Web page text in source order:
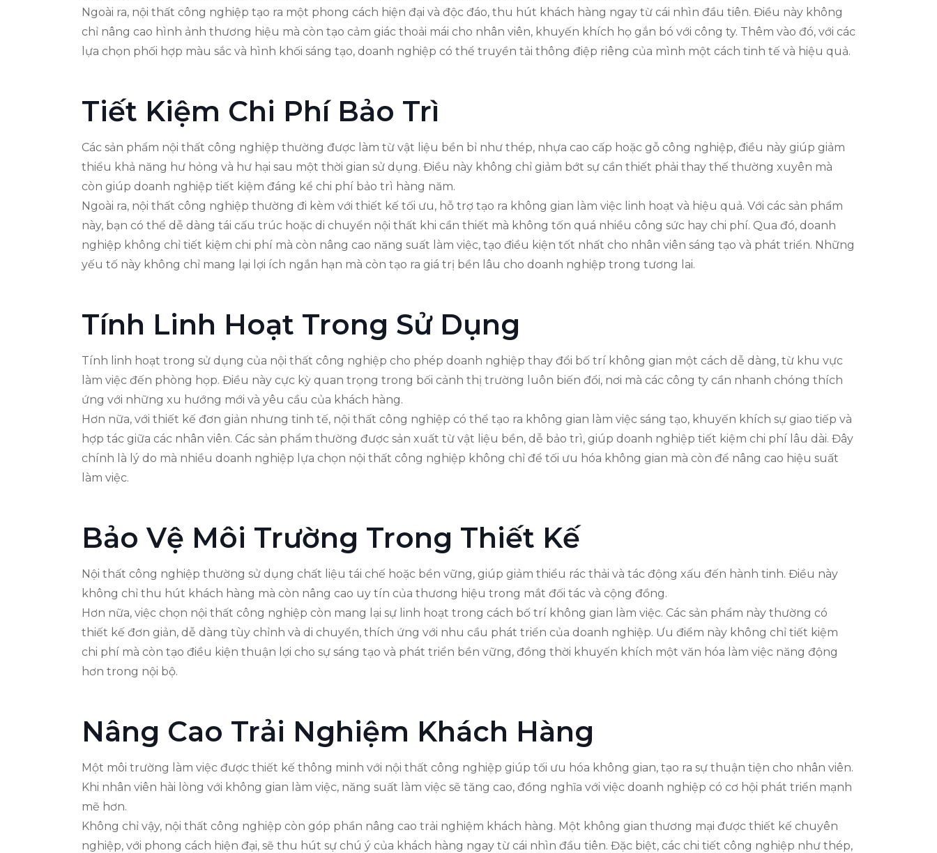
Ngoài ra, nội thất công nghiệp tạo ra một phong cách hiện đại và độc đáo, thu hút khách hàng ngay từ cái nhìn đầu tiên. Điều này không
chỉ nâng cao hình ảnh thương hiệu mà còn tạo cảm giác thoải mái cho nhân viên, khuyến khích họ gắn bó với công ty. Thêm vào đó, với các
lựa chọn phối hợp màu sắc và hình khối sáng tạo, doanh nghiệp có thể truyền tải thông điệp riêng của mình một cách tinh tế và hiệu quả.
Tiết Kiệm Chi Phí Bảo Trì
Các sản phẩm nội thất công nghiệp thường được làm từ vật liệu bền bỉ như thép, nhựa cao cấp hoặc gỗ công nghiệp, điều này giúp giảm
thiểu khả năng hư hỏng và hư hại sau một thời gian sử dụng. Điều này không chỉ giảm bớt sự cần thiết phải thay thế thường xuyên mà
còn giúp doanh nghiệp tiết kiệm đáng kể chi phí bảo trì hàng năm.
Ngoài ra, nội thất công nghiệp thường đi kèm với thiết kế tối ưu, hỗ trợ tạo ra không gian làm việc linh hoạt và hiệu quả. Với các sản phẩm
này, bạn có thể dễ dàng tái cấu trúc hoặc di chuyển nội thất khi cần thiết mà không tốn quá nhiều công sức hay chi phí. Qua đó, doanh
nghiệp không chỉ tiết kiệm chi phí mà còn nâng cao năng suất làm việc, tạo điều kiện tốt nhất cho nhân viên sáng tạo và phát triển. Những
yếu tố này không chỉ mang lại lợi ích ngắn hạn mà còn tạo ra giá trị bền lâu cho doanh nghiệp trong tương lai.
Tính Linh Hoạt Trong Sử Dụng
Tính linh hoạt trong sử dụng của nội thất công nghiệp cho phép doanh nghiệp thay đổi bố trí không gian một cách dễ dàng, từ khu vực
làm việc đến phòng họp. Điều này cực kỳ quan trọng trong bối cảnh thị trường luôn biến đổi, nơi mà các công ty cần nhanh chóng thích
ứng với những xu hướng mới và yêu cầu của khách hàng.
Hơn nữa, với thiết kế đơn giản nhưng tinh tế, nội thất công nghiệp có thể tạo ra không gian làm việc sáng tạo, khuyến khích sự giao tiếp và
hợp tác giữa các nhân viên. Các sản phẩm thường được sản xuất từ vật liệu bền, dễ bảo trì, giúp doanh nghiệp tiết kiệm chi phí lâu dài. Đây
chính là lý do mà nhiều doanh nghiệp lựa chọn nội thất công nghiệp không chỉ để tối ưu hóa không gian mà còn để nâng cao hiệu suất
làm việc.
Bảo Vệ Môi Trường Trong Thiết Kế
Nội thất công nghiệp thường sử dụng chất liệu tái chế hoặc bền vững, giúp giảm thiểu rác thải và tác động xấu đến hành tinh. Điều này
không chỉ thu hút khách hàng mà còn nâng cao uy tín của thương hiệu trong mắt đối tác và cộng đồng.
Hơn nữa, việc chọn nội thất công nghiệp còn mang lại sự linh hoạt trong cách bố trí không gian làm việc. Các sản phẩm này thường có
thiết kế đơn giản, dễ dàng tùy chỉnh và di chuyển, thích ứng với nhu cầu phát triển của doanh nghiệp. Ưu điểm này không chỉ tiết kiệm
chi phí mà còn tạo điều kiện thuận lợi cho sự sáng tạo và phát triển bền vững, đồng thời khuyến khích một văn hóa làm việc năng động
hơn trong nội bộ.
Nâng Cao Trải Nghiệm Khách Hàng
Một môi trường làm việc được thiết kế thông minh với nội thất công nghiệp giúp tối ưu hóa không gian, tạo ra sự thuận tiện cho nhân viên.
Khi nhân viên hài lòng với không gian làm việc, năng suất làm việc sẽ tăng cao, đồng nghĩa với việc doanh nghiệp có cơ hội phát triển mạnh
mẽ hơn.
Không chỉ vậy, nội thất công nghiệp còn góp phần nâng cao trải nghiệm khách hàng. Một không gian thương mại được thiết kế chuyên
nghiệp, với phong cách hiện đại, sẽ thu hút sự chú ý của khách hàng ngay từ cái nhìn đầu tiên. Đặc biệt, các chi tiết công nghiệp như thép,